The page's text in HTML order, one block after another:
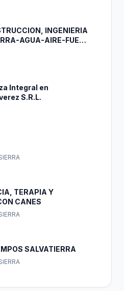
INGENIERIA
AGUA-AIRE-FUEGO
Integral en
S.R.L.
TERAPIA Y
CANES
SALVATIERRA